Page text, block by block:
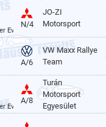
Evo VI.
N/4
JO-ZI
Motorsport
A/6
VW Maxx Rallye
Team
Evo VI.
A/8
Turán
Motorsport
Egyesület